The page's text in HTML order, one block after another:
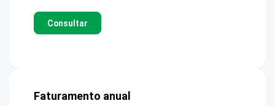
Consultar
Faturamento anual